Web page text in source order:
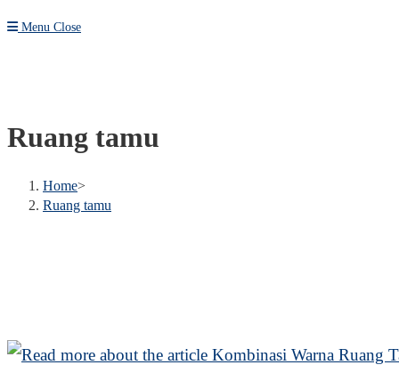
Menu Close
Ruang tamu
Home>
Ruang tamu